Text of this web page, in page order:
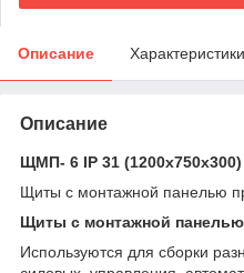
Описание Характеристики
Описание
ЩМП- 6 IP 31 (1200х750х300)
Щиты с монтажной панелью
Щиты с монтажной панелью
Используются для сборки